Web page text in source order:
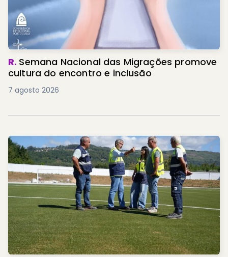
R. Semana Nacional das Migrações promove
cultura do encontro e inclusão
7 agosto 2026